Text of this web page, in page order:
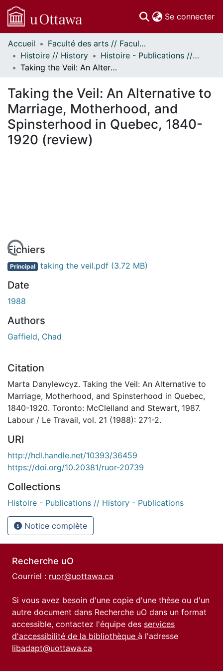
Se connecter
Communautés
et collections
Parcourir
À propos
Accueil
Faculté des arts // Faculty of Arts
Histoire // History
Histoire - Publications // History - Publications
Taking the Veil: An Alternative to Marriage, Motherhood, and Spinsterhood in Quebec, 1840-1920 (review)
Taking the Veil: An Alternative to
Marriage, Motherhood, and
Spinsterhood in Quebec, 1840-
1920 (review)
En cours de chargement...
Fichiers
Principal taking the veil.pdf (3.72 MB)
Date
1988
Authors
Gaffield, Chad
Citation
Marta Danylewcyz. Taking the Veil: An Alternative to
Marriage, Motherhood, and Spinsterhood in Quebec,
1840-1920. Toronto: McClelland and Stewart, 1987.
Labour / Le Travail, vol. 21 (1988): 271-2.
URI
http://hdl.handle.net/10393/36459
https://doi.org/10.20381/ruor-20739
Collections
Histoire - Publications // History - Publications
Notice complète
Recherche uO
Courriel : ruor@uottawa.ca
Si vous avez besoin d'une copie d'une thèse ou d'un
autre document dans Recherche uO dans un format
accessible, contactez l'équipe des services
d'accessibilité de la bibliothèque à l'adresse
libadapt@uottawa.ca